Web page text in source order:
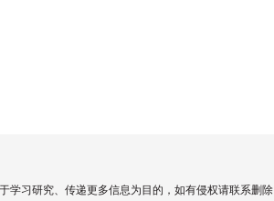
学习研究、传递更多信息为目的，如有侵权请联系删除